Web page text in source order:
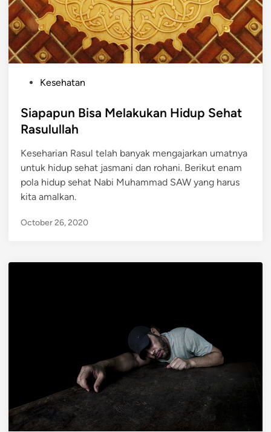
s
t
d
i
n
Kesehatan
Siapapun Bisa Melakukan Hidup Sehat
Rasulullah
Keseharian Rasul telah banyak mengajarkan umatnya
untuk hidup sehat jasmani dan rohani. Berikut enam
pola hidup sehat Nabi Muhammad SAW yang harus
kita amalkan.
October 26, 2020